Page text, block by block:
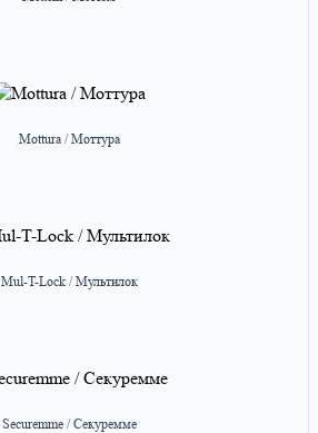
Mottura / Моттура
Mul-T-Lock / Мультилок
Securemme / Секуремме